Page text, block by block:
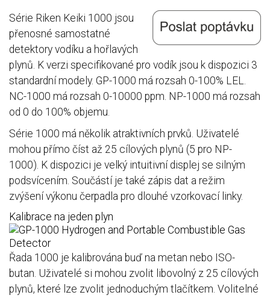
Série Riken Keiki 1000 jsou
přenosné samostatné
detektory vodíku a hořlavých
plynů. K verzi specifikované pro vodík jsou k dispozici 3
standardní modely. GP-1000 má rozsah 0-100% LEL.
NC-1000 má rozsah 0-10000 ppm. NP-1000 má rozsah
od 0 do 100% objemu.
Série 1000 má několik atraktivních prvků. Uživatelé
mohou přímo číst až 25 cílových plynů (5 pro NP-
1000). K dispozici je velký intuitivní displej se silným
podsvícením. Součástí je také zápis dat a režim
zvýšení výkonu čerpadla pro dlouhé vzorkovací linky.
Kalibrace na jeden plyn
Řada 1000 je kalibrována buď na metan nebo ISO-
butan. Uživatelé si mohou zvolit libovolný z 25 cílových
plynů, které lze zvolit jednoduchým tlačítkem. Volitelné